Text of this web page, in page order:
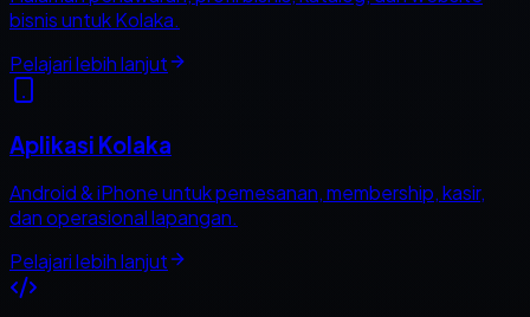
bisnis untuk Kolaka.
Pelajari lebih lanjut
Aplikasi Kolaka
Android & iPhone untuk pemesanan, membership, kasir,
dan operasional lapangan.
Pelajari lebih lanjut